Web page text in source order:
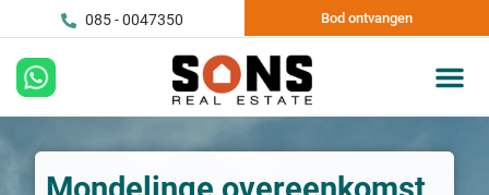
085 - 0047350 Bod ontvangen